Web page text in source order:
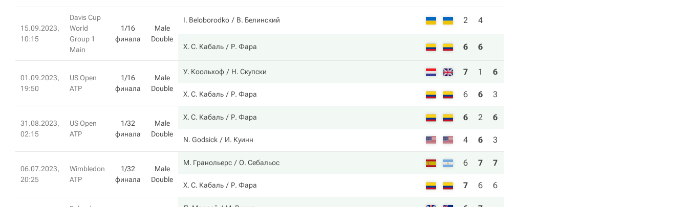
15.09.2023,
10:15
Davis Cup
World
Group 1
Main
1/16
финала
Male
Double
I. Beloborodko В. Белинский 2 4
Х. С. Кабаль Р. Фара 6 6
01.09.2023,
19:50
US Open
ATP
1/16
финала
Male
Double
У. Коольхоф Н. Скупски 7 1 6
Х. С. Кабаль Р. Фара 6 6 3
31.08.2023,
02:15
US Open
ATP
1/32
финала
Male
Double
Х. С. Кабаль Р. Фара 6 2 6
N. Godsick И. Куинн 4 6 3
06.07.2023,
20:25
Wimbledon
ATP
1/32
финала
Male
Double
М. Гранольерс О. Себальос 6 7 7
Х. С. Кабаль Р. Фара 7 6 6